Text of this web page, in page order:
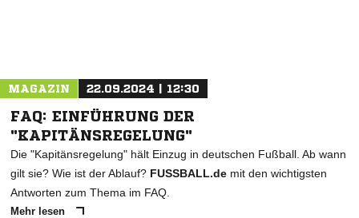
MAGAZIN 22.09.2024 | 12:30
FAQ: EINFÜHRUNG DER
"KAPITÄNSREGELUNG"
Die "Kapitänsregelung" hält Einzug in deutschen Fußball. Ab wann
gilt sie? Wie ist der Ablauf? FUSSBALL.de mit den wichtigsten
Antworten zum Thema im FAQ.
Mehr lesen